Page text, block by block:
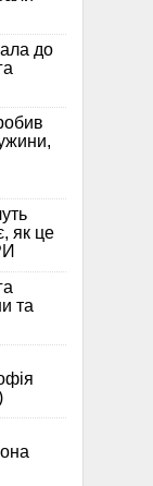
до
як це
та